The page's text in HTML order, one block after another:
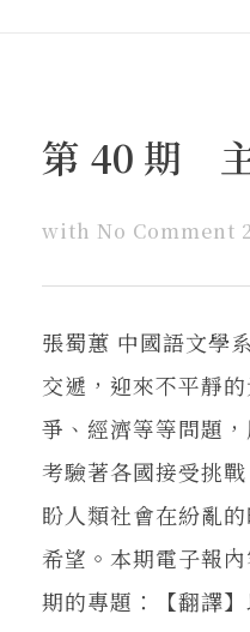
在地實踐
書評書介
東華風景
第 40 期
with No Comment
張蜀蕙 中國語文
交遞，迎來不平靜
爭、經濟等等問題
考驗著各國接受挑
盼人類社會在紛亂
希望。本期電子報
期的專題：【翻譯